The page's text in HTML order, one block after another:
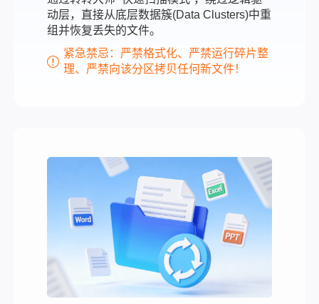
动层，直接从底层数据簇(Data Clusters)中重
组并恢复丢失的文件。
紧急禁忌：严禁格式化、严禁运行碎片整
理、严禁向该分区拷贝任何新文件！